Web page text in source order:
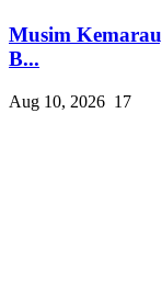
Musim
B...
Aug 10, 2026 17